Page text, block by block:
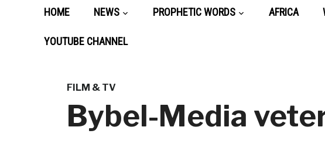
HOME NEWS PROPHETIC WORDS AFRICA
YOUTUBE CHANNEL
FILM & TV
Bybel-Media